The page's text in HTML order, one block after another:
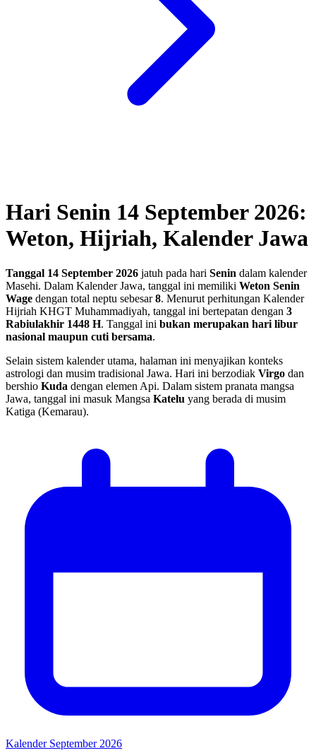
Hari Senin 14 September 2026:
Weton, Hijriah, Kalender Jawa
Tanggal 14 September 2026 jatuh pada hari Senin dalam kalender
Masehi. Dalam Kalender Jawa, tanggal ini memiliki Weton Senin
Wage dengan total neptu sebesar8. Menurut perhitungan Kalender
Hijriah KHGT Muhammadiyah, tanggal ini bertepatan dengan 3
Rabiulakhir 1448 H. Tanggal ini bukan merupakan hari libur
nasional maupun cuti bersama.
Selain sistem kalender utama, halaman ini menyajikan konteks
astrologi dan musim tradisional Jawa. Hari ini berzodiak Virgo dan
bershio Kuda dengan elemen Api. Dalam sistem pranata mangsa
Jawa, tanggal ini masuk Mangsa Katelu yang berada di musim
Katiga (Kemarau).
Kalender September 2026